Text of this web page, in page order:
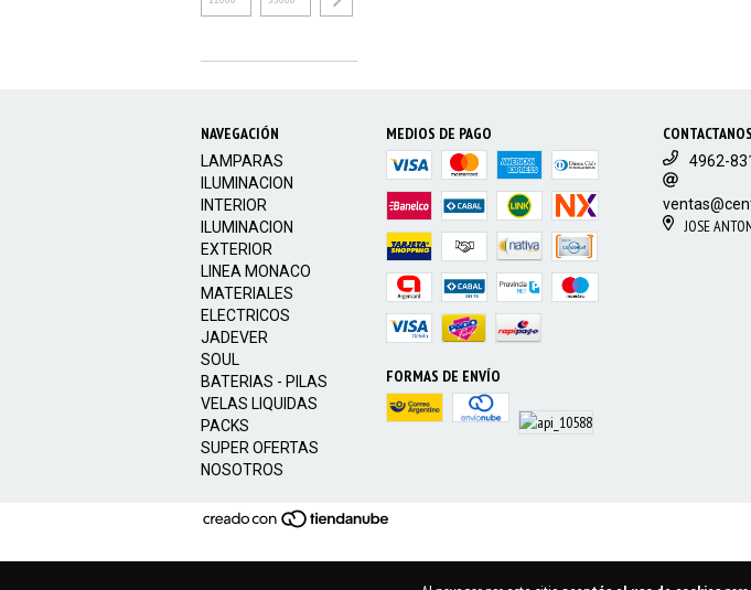
NAVEGACIÓN
LAMPARAS
ILUMINACION
INTERIOR
ILUMINACION
EXTERIOR
LINEA MONACO
MATERIALES
ELECTRICOS
JADEVER
SOUL
BATERIAS - PILAS
VELAS LIQUIDAS
PACKS
SUPER OFERTAS
NOSOTROS
MEDIOS DE PAGO
FORMAS DE ENVÍO
CONTACTANOS
4962-
JOSE